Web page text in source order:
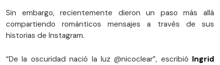
Sin embargo, recientemente dieron un paso más allá
compartiendo románticos mensajes a través de sus
historias de Instagram.
“De la oscuridad nació la luz @nicoclear”, escribió Ingrid